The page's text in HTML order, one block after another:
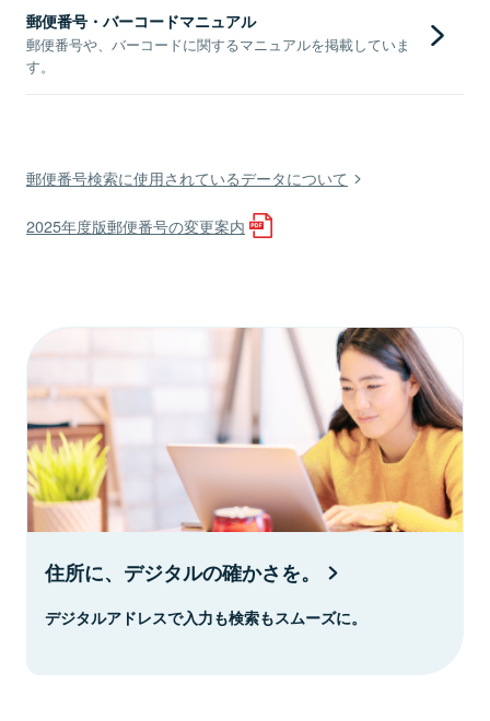
郵便番号・バーコードマニュアル
郵便番号や、バーコードに関するマニュアルを掲載していま
す。
郵便番号検索に使用されているデータについて
2025年度版郵便番号の変更案内
住所に、デジタルの確かさを。
デジタルアドレスで入力も検索もスムーズに。